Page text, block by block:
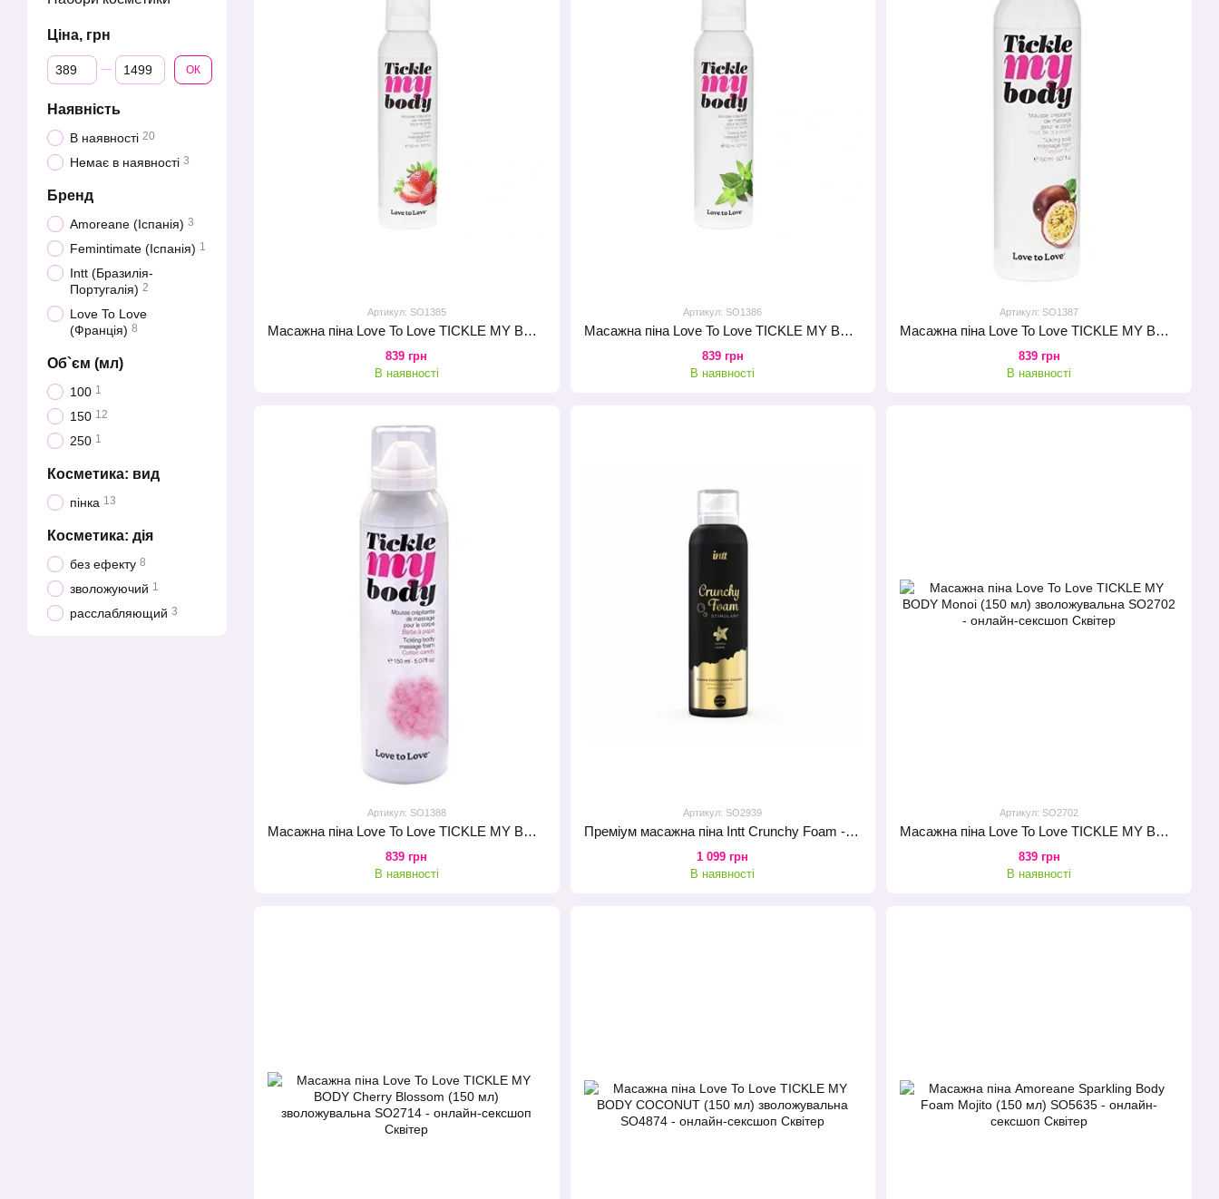
Артикул: SO1385
Масажна піна Love To Love TICKLE MY BODY Strawberry (150 мл) зволожувальна
839 грн
В наявності
Артикул: SO1386
Масажна піна Love To Love TICKLE MY BODY Fresh Mint (150 мл) зволожувальна
839 грн
В наявності
Артикул: SO1387
Масажна піна Love To Love TICKLE MY BODY Passion Fruit (150 мл) зволожувальна
839 грн
В наявності
Артикул: SO1388
Масажна піна Love To Love TICKLE MY BODY Cotton candy (150 мл) зволожувальна
839 грн
В наявності
Артикул: SO2939
Преміум масажна піна Intt Crunchy Foam - Vanilla (150 мл) екстразволожувальна
1 099 грн
В наявності
Артикул: SO2702
Масажна піна Love To Love TICKLE MY BODY Monoi (150 мл) зволожувальна
839 грн
В наявності
Ціна, грн
Від Ціна, грн
До Ціна, грн ОК
Наявність
В наявності 20
Немає в наявності 3
Бренд
Amoreane (Іспанія) 3
Femintimate (Іспанія) 1
Intt (Бразилія-
Португалія) 2
Love To Love
(Франція) 8
Об`єм (мл)
100 1
150 12
250 1
Косметика: вид
пінка 13
Косметика: дія
без ефекту 8
зволожуючий 1
расслабляющий 3